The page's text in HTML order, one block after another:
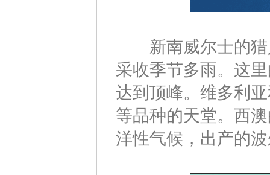
新南威尔士的猎
采收季节多雨。这
达到顶峰。维多利
等品种的天堂。西
洋性气候，出产的